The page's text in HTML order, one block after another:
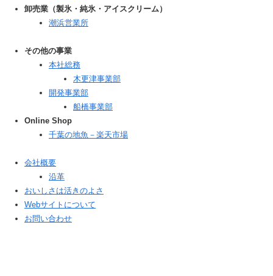
卸売業（製氷・純氷・アイスクリーム）
潮浜営業所
その他の事業
本社総務
木更津事業部
開発事業部
船橋事業部
Online Shop
千葉の地魚－楽天市場
会社概要
沿革
おいしさは活きのよさ
Webサイトについて
お問い合わせ